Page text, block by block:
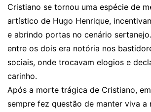
Cristiano se tornou uma espécie de
artístico de Hugo Henrique,
e abrindo portas no cenário
entre os dois era notória nos
sociais, onde trocavam elogios e
carinho.
Após a morte trágica de Cristiano,
sempre fez questão de manter viva a